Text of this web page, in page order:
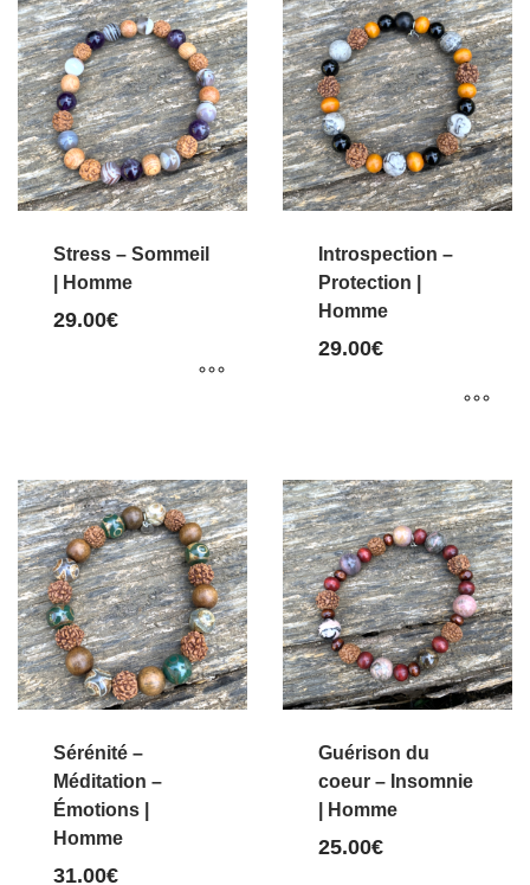
AU
PLUS
ANCIEN
Stress – Sommeil
| Homme
29.00€
a
plusieurs
variations.
Les
options
peuvent
être
choisies
Introspection –
Protection |
Homme
29.00€
produit
a
plusieurs
variations.
Les
options
peuvent
être
choisies
page
Sérénité –
Méditation –
Émotions |
Homme
31.00€
Guérison du
coeur – Insomnie
| Homme
25.00€